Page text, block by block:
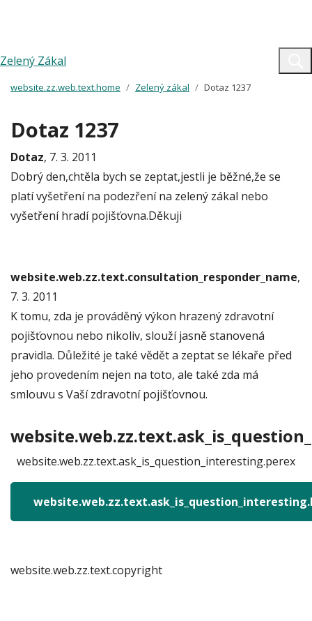
Zelený Zákal
website.zz.web.text.home Zelený zákal Dotaz 1237
Dotaz 1237
Dotaz, 7. 3. 2011
Dobrý den,chtěla bych se zeptat,jestli je běžné,že se
platí vyšetření na podezření na zelený zákal nebo
vyšetření hradí pojišťovna.Děkuji
website.web.zz.text.consultation_responder_name,
7. 3. 2011
K tomu, zda je prováděný výkon hrazený zdravotní
pojišťovnou nebo nikoliv, slouží jasně stanovená
pravidla. Důležité je také vědět a zeptat se lékaře před
jeho provedením nejen na toto, ale také zda má
smlouvu s Vaší zdravotní pojišťovnou.
website.web.zz.text.ask_is_question_interesting.perex
website.web.zz.text.copyright